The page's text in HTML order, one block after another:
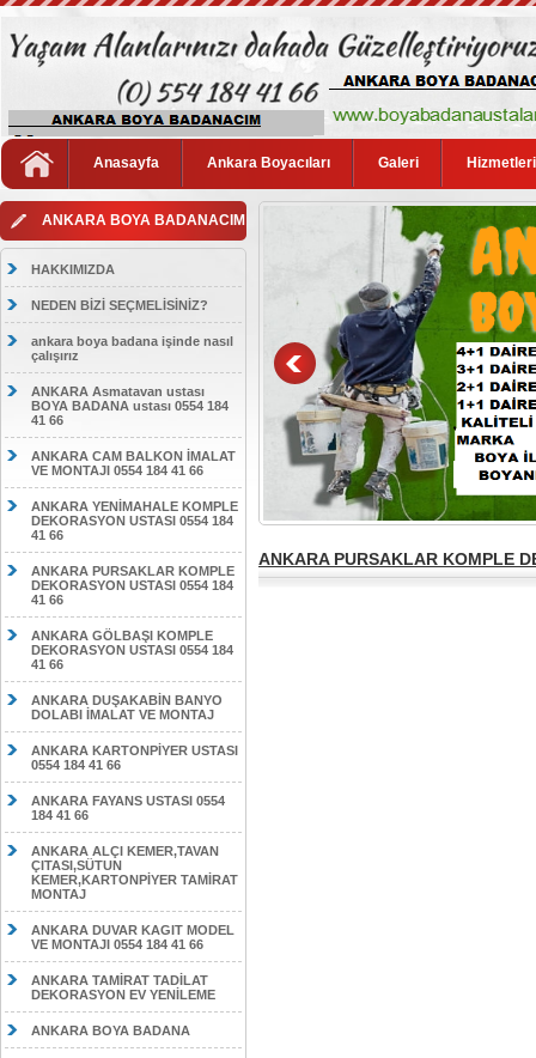
Anasayfa Ankara Boyacıları Galeri
ANKARA BOYA BADANACIM
HAKKIMIZDA
NEDEN BİZİ SEÇMELİSİNİZ?
ankara boya badana işinde nasıl
çalışırız
ANKARA Asmatavan ustası
BOYA BADANA ustası 0554 184
41 66
ANKARA CAM BALKON İMALAT
VE MONTAJI 0554 184 41 66
ANKARA YENİMAHALE KOMPLE
DEKORASYON USTASI 0554 184
41 66
ANKARA PURSAKLAR KOMPLE
DEKORASYON USTASI 0554 184
41 66
ANKARA GÖLBAŞI KOMPLE
DEKORASYON USTASI 0554 184
41 66
ANKARA DUŞAKABİN BANYO
DOLABI İMALAT VE MONTAJ
ANKARA KARTONPİYER USTASI
0554 184 41 66
ANKARA FAYANS USTASI 0554
184 41 66
ANKARA ALÇI KEMER,TAVAN
ÇITASI,SÜTUN
KEMER,KARTONPİYER TAMİRAT
MONTAJ
ANKARA DUVAR KAGIT MODEL
VE MONTAJI 0554 184 41 66
ANKARA TAMİRAT TADİLAT
DEKORASYON EV YENİLEME
ANKARA BOYA BADANA
ANKARA PURSAKLAR KOMPLE